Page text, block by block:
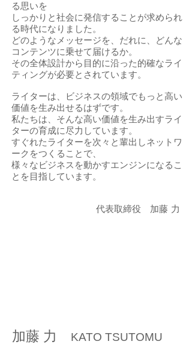
る思いを
しっかりと社会に発信することが求められ
る時代になりました。
どのようなメッセージを、だれに、どんな
コンテンツに乗せて届けるか。
その全体設計から目的に沿った的確なライ
ティングが必要とされています。
ライターは、ビジネスの領域でもっと高い
価値を生み出せるはずです。
私たちは、そんな高い価値を生み出すライ
ターの育成に尽力しています。
すぐれたライターを次々と輩出しネットワ
ークをつくることで、
様々なビジネスを動かすエンジンになるこ
とを目指しています。
代表取締役 加藤 力
加藤 力 KATO TSUTOMU